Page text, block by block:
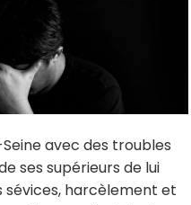
avec des troubles
ses supérieurs de lui
sévices, harcèlement et